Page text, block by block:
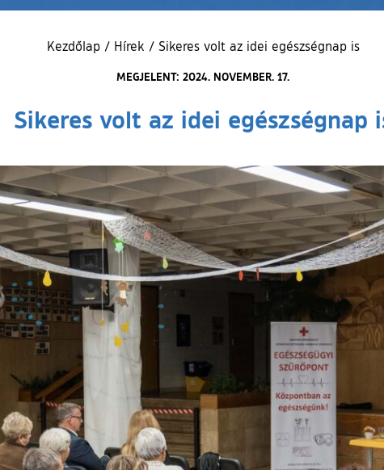
Kezdőlap / Hírek / Sikeres volt az idei egészségnap is
MEGJELENT: 2024. NOVEMBER. 17.
Sikeres volt az idei egészségnap